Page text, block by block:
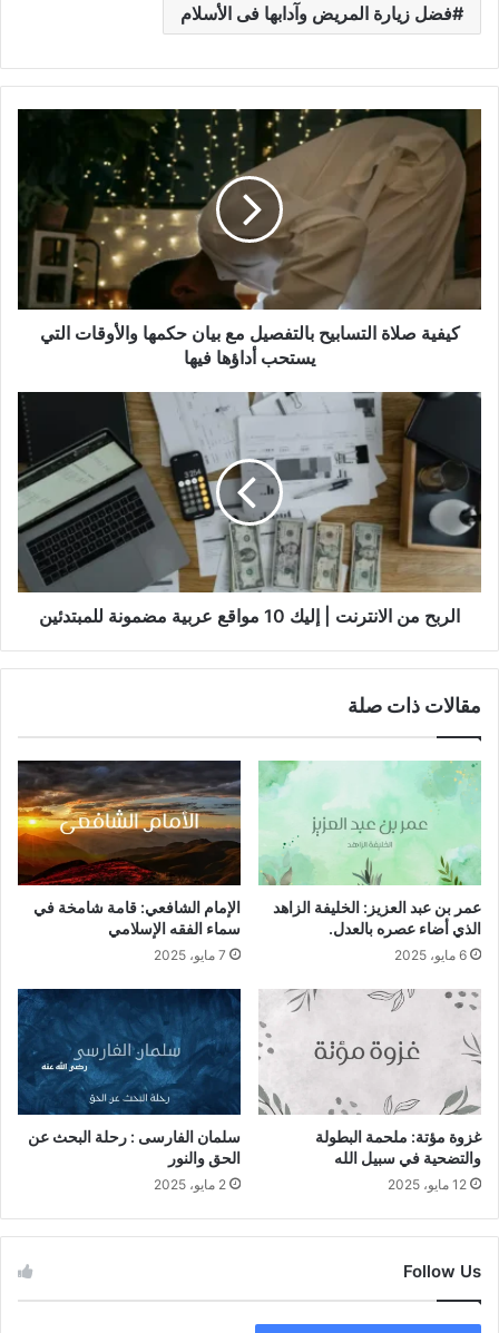
فضل زيارة المريض وآدابها فى الأسلام
صلاة
التسابيح
بالتفصيل
بيان
والأوقات
التي
يستحب
كيفية صلاة التسابيح بالتفصيل مع بيان حكمها والأوقات التي
يستحب أداؤها فيها
الربح
الانترنت
|
إليك
10
مواقع
عربية
مضمونة
للمبتدئين
الربح من الانترنت | إليك 10 مواقع عربية مضمونة للمبتدئين
مقالات ذات صلة
عمر بن عبد العزيز: الخليفة الزاهد
الذي أضاء عصره بالعدل.
6 مايو، 2025
الإمام الشافعي: قامة شامخة في
سماء الفقه الإسلامي
7 مايو، 2025
غزوة مؤتة: ملحمة البطولة
والتضحية في سبيل الله
12 مايو، 2025
سلمان الفارسى : رحلة البحث عن
الحق والنور
2 مايو، 2025
Follow Us